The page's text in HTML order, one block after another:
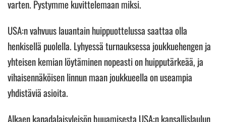
varten. Pystymme kuvittelemaan miksi.
USA:n vahvuus lauantain huippuottelussa saattaa olla
henkisellä puolella. Lyhyessä turnauksessa joukkuehengen ja
yhteisen kemian löytäminen nopeasti on huipputärkeää, ja
vihaisennäköisen linnun maan joukkueella on useampia
yhdistäviä asioita.
Alkaen kanadalaisyleisön buuamisesta USA:n kansallislaulun